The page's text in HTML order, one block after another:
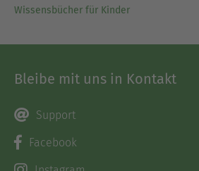
Wissensbücher für Kinder
Bleibe mit uns in Kontakt
Support
Facebook